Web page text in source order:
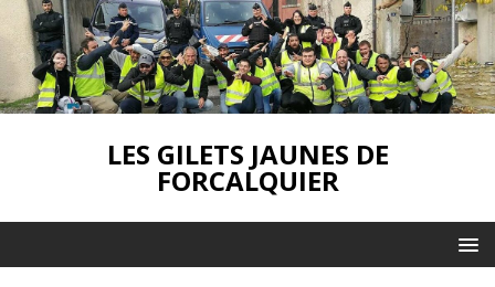
LES GILETS JAUNES DE
FORCALQUIER